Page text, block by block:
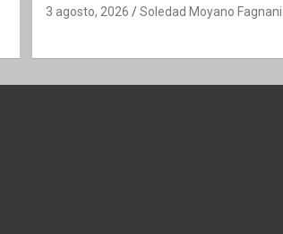
3 agosto, 2026 Soledad Moyano Fagnani